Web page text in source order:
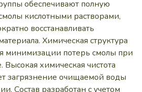
обеспечивают полную
кислотными растворами,
восстанавливать
Химическая структура
минимизации потерь смолы при
химическая чистота
загрязнение очищаемой воды
Состав разработан с учетом